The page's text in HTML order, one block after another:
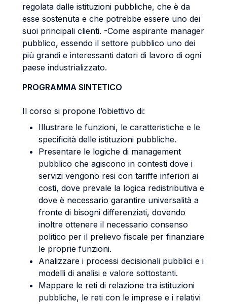
regolata dalle istituzioni pubbliche, che è da
esse sostenuta e che potrebbe essere uno dei
suoi principali clienti. -Come aspirante manager
pubblico, essendo il settore pubblico uno dei
più grandi e interessanti datori di lavoro di ogni
paese industrializzato.
PROGRAMMA SINTETICO
Il corso si propone l’obiettivo di:
Illustrare le funzioni, le caratteristiche e le
specificità delle istituzioni pubbliche.
Presentare le logiche di management
pubblico che agiscono in contesti dove i
servizi vengono resi con tariffe inferiori ai
costi, dove prevale la logica redistributiva e
dove è necessario garantire universalità a
fronte di bisogni differenziati, dovendo
inoltre ottenere il necessario consenso
politico per il prelievo fiscale per finanziare
le proprie funzioni.
Analizzare i processi decisionali pubblici e i
modelli di analisi e valore sottostanti.
Mappare le reti di relazione tra istituzioni
pubbliche, le reti con le imprese e i relativi